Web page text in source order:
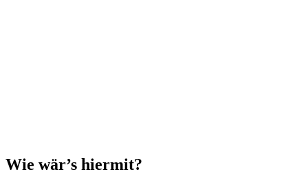
Wie wär’s hiermit?